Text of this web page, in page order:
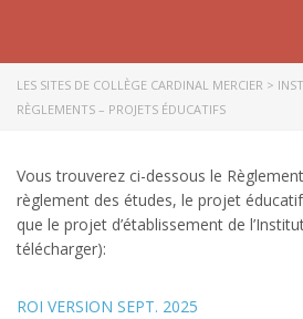
LES SITES DE COLLÈGE CARDINAL MERCIER >
RÈGLEMENTS – PROJETS ÉDUCATIFS
Vous trouverez ci-dessous le
règlement des études, le projet
que le projet d’établissement de
télécharger):
ROI VERSION SEPT. 2025